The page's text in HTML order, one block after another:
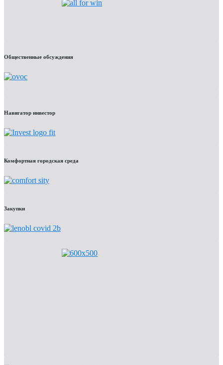
Общественные обсуждения
Навигатор инвестор
Комфортная городская среда
Закупки